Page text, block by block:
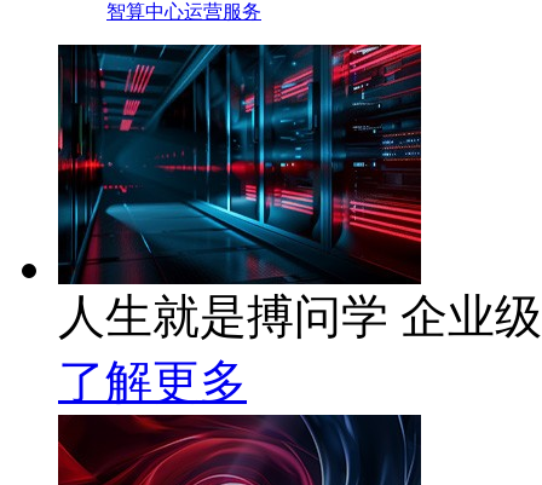
智算中心运营服务
人生就是搏问学 企业
了解更多